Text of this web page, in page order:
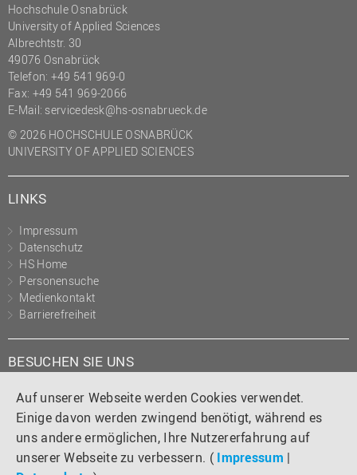
Auf unserer Webseite werden Cookies verwendet.
Einige davon werden zwingend benötigt, während es
uns andere ermöglichen, Ihre Nutzererfahrung auf
unserer Webseite zu verbessern. ( Impressum |
Hochschule Osnabrück
University of Applied Sciences
Albrechtstr. 30
49076 Osnabrück
Telefon: +49 541 969-0
Fax: +49 541 969-2066
E-Mail: servicedesk@hs-osnabrueck.de
© 2026 HOCHSCHULE OSNABRÜCK
UNIVERSITY OF APPLIED SCIENCES
LINKS
Impressum
Datenschutz
HS Home
Personensuche
Medienkontakt
Barrierefreiheit
BESUCHEN SIE UNS
Instagram
TiktokLinkedIn
YouTube
Facebook